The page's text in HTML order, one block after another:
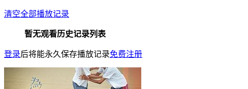
清空全部播放记录
暂无观看历史记录列表
登录后将能永久保存播放记录免费注册